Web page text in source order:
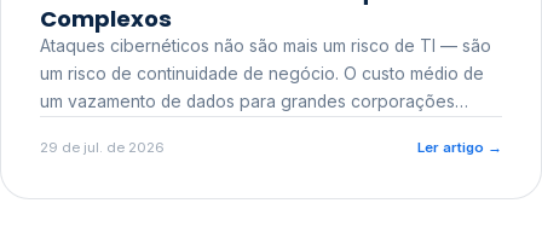
Complexos
Ataques cibernéticos não são mais um risco de TI — são
um risco de continuidade de negócio. O custo médio de
um vazamento de dados para grandes corporações
reputacional e o risco regulatório junto a órgãos como a
29 de jul. de 2026 Ler artigo →